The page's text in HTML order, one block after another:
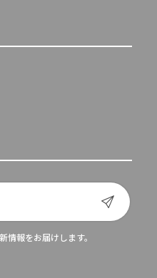
情報をお届けします。